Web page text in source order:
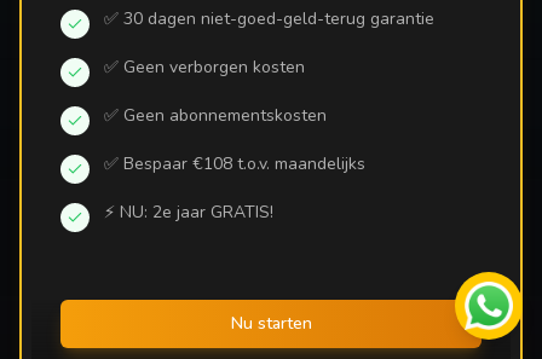
✅ 30 dagen niet-goed-geld-terug garantie
✅ Geen verborgen kosten
✅ Geen abonnementskosten
✅ Bespaar €108 t.o.v. maandelijks
⚡ NU: 2e jaar GRATIS!
Nu starten